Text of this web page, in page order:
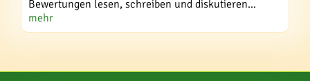
Bewertungen lesen, schreiben und diskutieren...
mehr